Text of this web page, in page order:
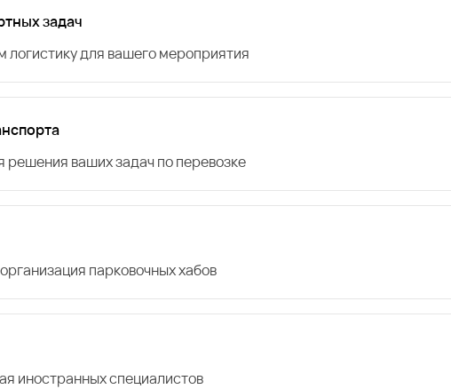
задач
для вашего мероприятия
ваших задач по перевозке
парковочных хабов
иностранных специалистов